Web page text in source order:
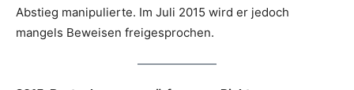
Abstieg manipulierte. Im Juli 2015 wird er jedoch
mangels Beweisen freigesprochen.